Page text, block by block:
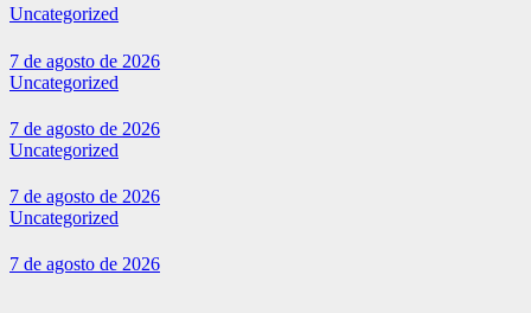
Uncategorized
7 de agosto de 2026
Uncategorized
7 de agosto de 2026
Uncategorized
7 de agosto de 2026
Uncategorized
7 de agosto de 2026